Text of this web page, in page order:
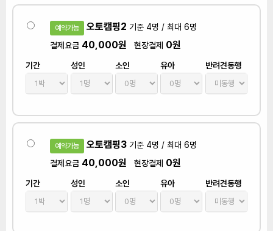
예약가능 오토캠핑2 기준 4명 / 최대 6명
결제요금 40,000원 현장결제 0원
기간 성인 소인 유아 반려견동행
예약가능 오토캠핑3 기준 4명 / 최대 6명
결제요금 40,000원 현장결제 0원
기간 성인 소인 유아 반려견동행